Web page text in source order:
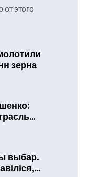
этого
зерна
драйверов
выбар.